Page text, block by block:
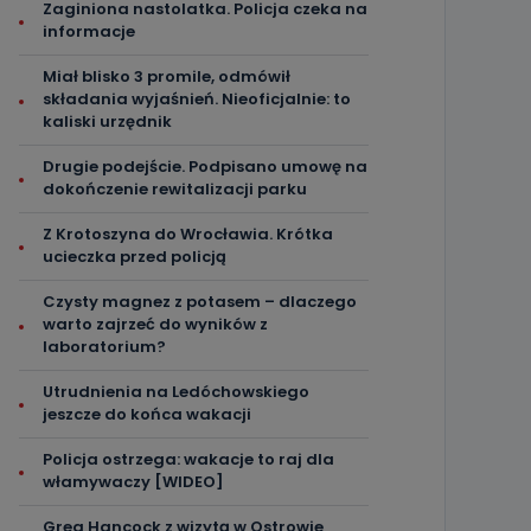
Zaginiona nastolatka. Policja czeka na
informacje
Miał blisko 3 promile, odmówił
składania wyjaśnień. Nieoficjalnie: to
kaliski urzędnik
Drugie podejście. Podpisano umowę na
dokończenie rewitalizacji parku
Z Krotoszyna do Wrocławia. Krótka
ucieczka przed policją
Czysty magnez z potasem – dlaczego
warto zajrzeć do wyników z
laboratorium?
Utrudnienia na Ledóchowskiego
jeszcze do końca wakacji
Policja ostrzega: wakacje to raj dla
włamywaczy [WIDEO]